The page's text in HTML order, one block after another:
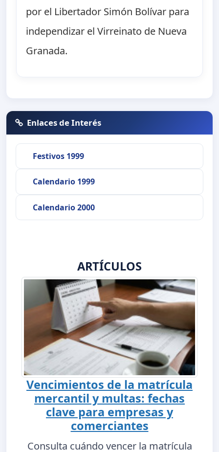
por el Libertador Simón Bolívar para
independizar el Virreinato de Nueva
Granada.
Enlaces de Interés
Festivos 1999
Calendario 1999
Calendario 2000
ARTÍCULOS
Vencimientos de la matrícula
mercantil y multas: fechas
clave para empresas y
comerciantes
Consulta cuándo vencer la matrícula